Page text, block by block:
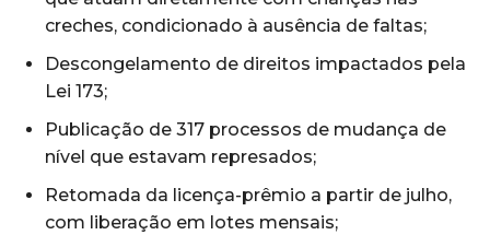
creches, condicionado à ausência de faltas;
Descongelamento de direitos impactados pela
Lei 173;
Publicação de 317 processos de mudança de
nível que estavam represados;
Retomada da licença-prêmio a partir de julho,
com liberação em lotes mensais;